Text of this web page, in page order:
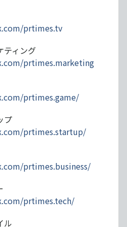
prtimes.tv
ティング
prtimes.marketing
prtimes.game/
プ
prtimes.startup/
prtimes.business/
prtimes.tech/
ル